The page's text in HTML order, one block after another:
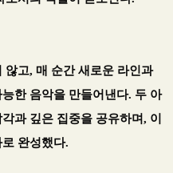
않고, 매 순간 새로운 라인과
한 음악을 만들어낸다. 두 아
과 깊은 집중을 공유하며, 이
완성했다.